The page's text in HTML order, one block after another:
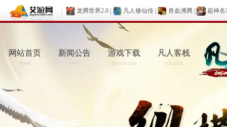
龙腾世界2.0 凡人修仙传 兽血沸腾 超神名
网站首页
HOME
新闻公告
NEWS
游戏下载
DOWNLOAD
凡人客栈
COLLEGE